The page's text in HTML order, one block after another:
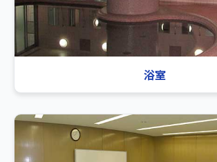
浴室